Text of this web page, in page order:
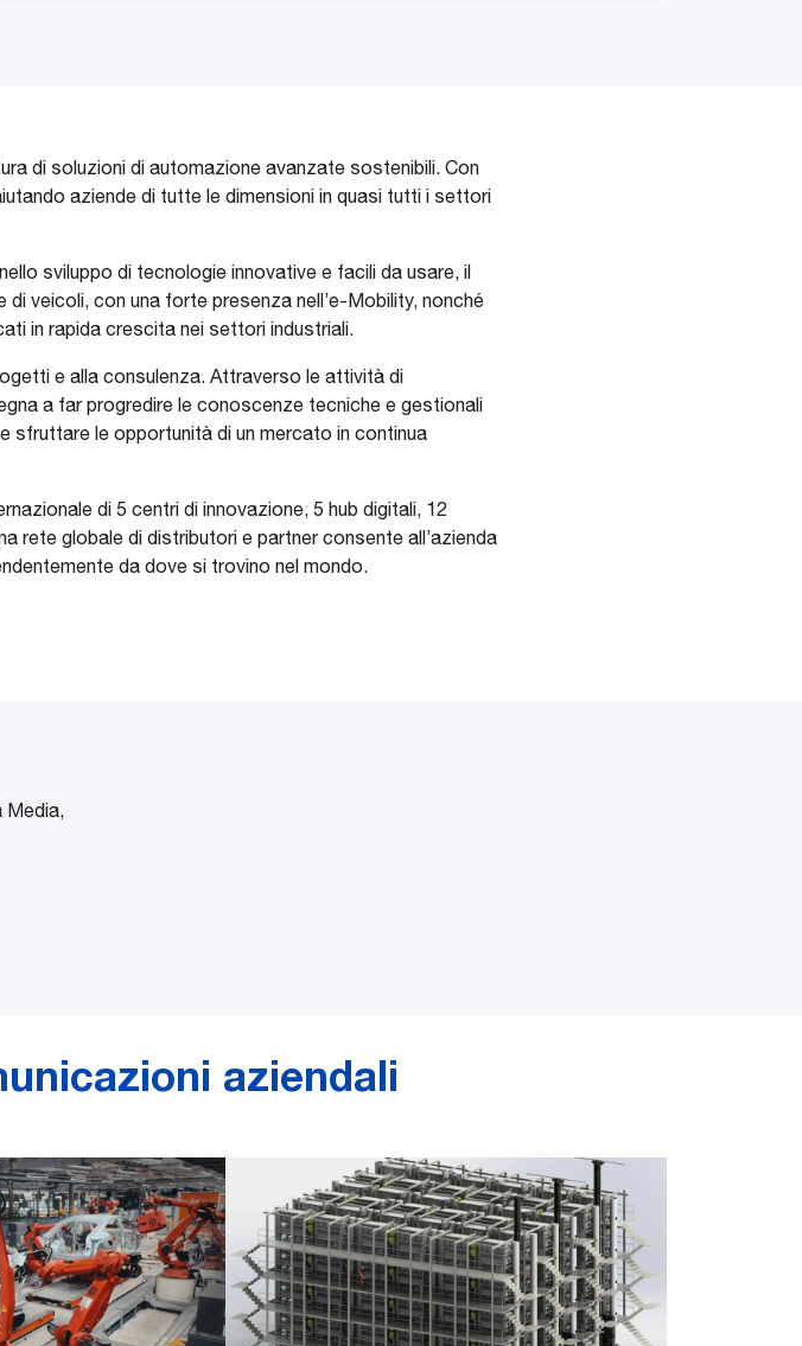
di soluzioni di automazione avanzate sostenibili. Con
aziende di tutte le dimensioni in quasi tutti i settori
sviluppo di tecnologie innovative e facili da usare, il
veicoli, con una forte presenza nell’e-Mobility, nonché
in rapida crescita nei settori industriali.
e alla consulenza. Attraverso le attività di
a far progredire le conoscenze tecniche e gestionali
sfruttare le opportunità di un mercato in continua
di 5 centri di innovazione, 5 hub digitali, 12
rete globale di distributori e partner consente all’azienda
da dove si trovino nel mondo.
Media,
aziendali